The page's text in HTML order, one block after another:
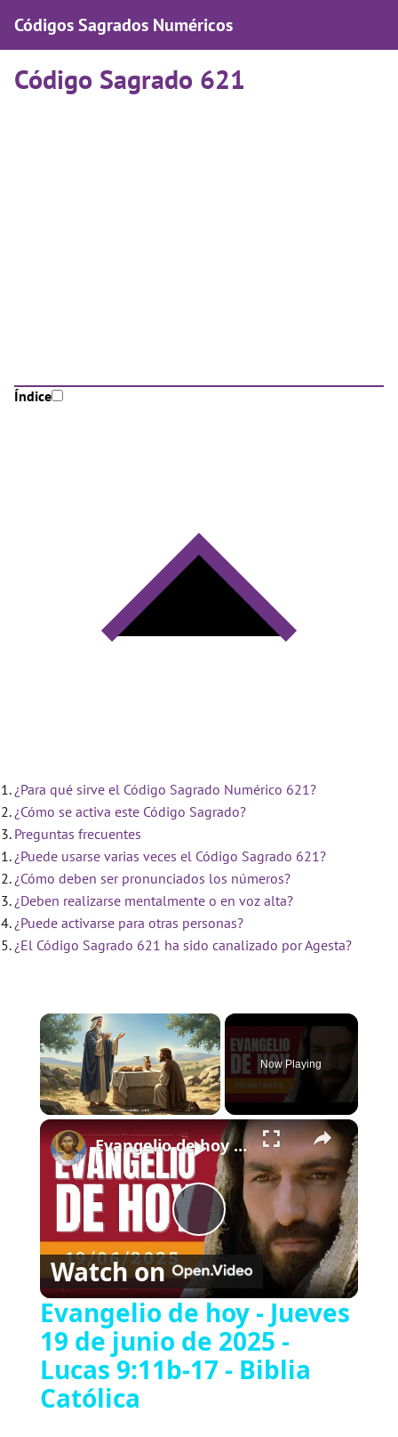
Códigos Sagrados Numéricos
Código Sagrado 621
Índice
¿Para qué sirve el Código Sagrado Numérico 621?
¿Cómo se activa este Código Sagrado?
Preguntas frecuentes
¿Puede usarse varias veces el Código Sagrado 621?
¿Cómo deben ser pronunciados los números?
¿Deben realizarse mentalmente o en voz alta?
¿Puede activarse para otras personas?
¿El Código Sagrado 621 ha sido canalizado por Agesta?
×
Now Playing
×
Play
Video
Evangelio de hoy - Jueves 19 de junio de 2025 - Lucas 9:11b-17 - Biblia Católica
Watch on
Evangelio de hoy - Jueves
19 de junio de 2025 -
Lucas 9:11b-17 - Biblia
Católica